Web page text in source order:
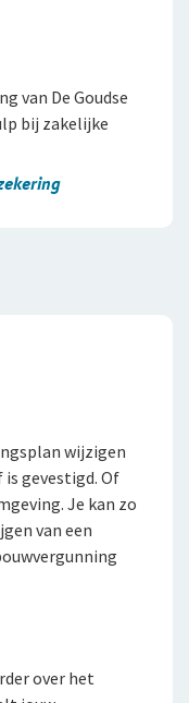
oplossing voor
van De Goudse
bij zakelijke
wijzigen
gevestigd. Of
Je kan zo
van een
over het